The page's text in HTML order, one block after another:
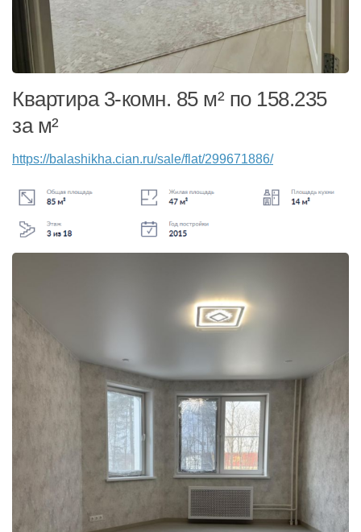
Квартира 3-комн. 85 м² по 158.235
за м²
https://balashikha.cian.ru/sale/flat/299671886/